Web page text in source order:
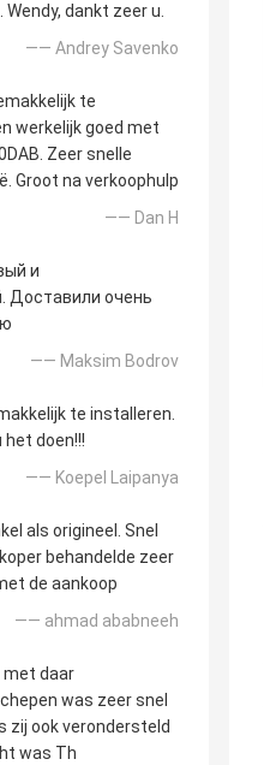
dankt zeer u.
—— Andrey Savenko
te
werkelijk goed met
Zeer snelle
Groot na verkoophulp
—— Dan H
и
Доставили очень
—— Maksim Bodrov
te installeren.
het doen!!!
—— Koepel Laipanya
als origineel. Snel
behandelde zeer
de aankoop
—— ahmad ababneeh
met daar
was zeer snel
zij ook verondersteld
was Th